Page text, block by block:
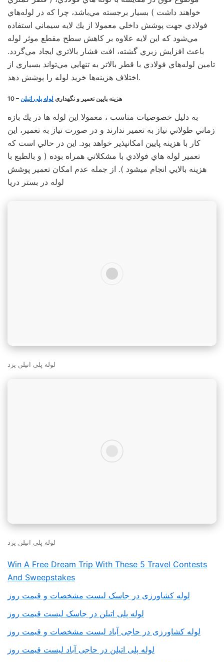
خواهند داشت ) بسيار برجسته مي‌باشد، چرا كه در لوله‌هاي
فولادي جهت پوشش داخلي معمولا از يك لايه سيماني استفاده
مي‌شود كه اين لايه علاوه بر كاهش سطح مقطع موثر لوله
باعث افزايش زبري گشته، افت فشار بالاتري ايجاد مي‌گردد.
تامين لوله‌هاي فولادي با قطر بالاتر به تنهايي مي‌تواند بسياري از
اختلاف هزينه‌ها خريد لوله را پوشش دهد.
10 – هزينه پايين تعمير و نگهداري لوله پلی اتیلن
به دليل خصوصيات مناسب ، معمولا اين لوله ها در يك بازه
زماني طولاني نياز به تعمير ندارند و در صورت نياز به تعمير، اين
كار با هزينه پايين امكانپذير خواهد بود. اين در حالي است كه
تعمير لوله هاي فولادي با مشكلاتي همراه بوده ( و بالطبع با
هزينه بالايي انجام ميشود ). از جمله عدم امكان تعمير پوشش
لوله در بستر دريا
لوله پلی اتیلن یزد
لوله پلی اتیلن یزد
Win A Free Dream Trip With These 5 Travel Contests
And Sweepstakes
لوله کشاورزی در جاسک لیست مشخصات و قیمت روز
لوله پلی اتیلن در جاسک لیست قیمت روز
لوله کشاورزی در حاجی آباد لیست مشخصات و قیمت روز
لوله پلی اتیلن در حاجی آباد لیست قیمت روز